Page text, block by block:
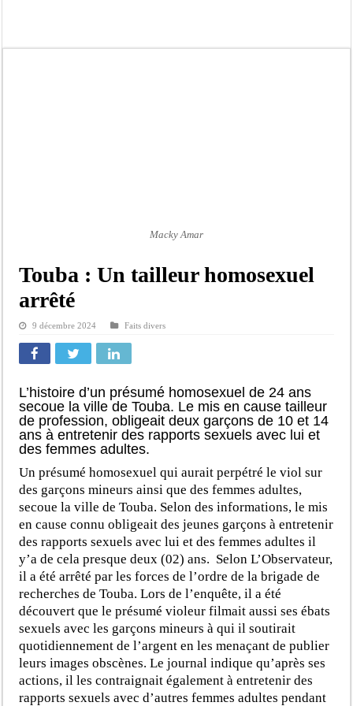
Macky Amar
Touba : Un tailleur homosexuel
arrêté
9 décembre 2024 Faits divers
L’histoire d’un présumé homosexuel de 24 ans
secoue la ville de Touba. Le mis en cause tailleur
de profession, obligeait deux garçons de 10 et 14
ans à entretenir des rapports sexuels avec lui et
des femmes adultes.
Un présumé homosexuel qui aurait perpétré le viol sur
des garçons mineurs ainsi que des femmes adultes,
secoue la ville de Touba. Selon des informations, le mis
en cause connu obligeait des jeunes garçons à entretenir
des rapports sexuels avec lui et des femmes adultes il
y’a de cela presque deux (02) ans. Selon L’Observateur,
il a été arrêté par les forces de l’ordre de la brigade de
recherches de Touba. Lors de l’enquête, il a été
découvert que le présumé violeur filmait aussi ses ébats
sexuels avec les garçons mineurs à qui il soutirait
quotidiennement de l’argent en les menaçant de publier
leurs images obscènes. Le journal indique qu’après ses
actions, il les contraignait également à entretenir des
rapports sexuels avec d’autres femmes adultes pendant